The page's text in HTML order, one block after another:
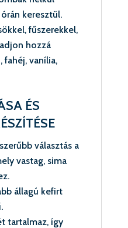
keresztül.
fűszerekkel,
hozzá
fahéj, vanília,
ÉS
választás a
vastag, sima
állagú kefirt
tartalmaz, így